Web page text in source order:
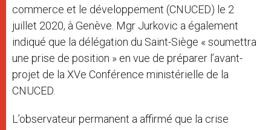
commerce et le développement (CNUCED) le 2
juillet 2020, à Genève. Mgr Jurkovic a également
indiqué que la délégation du Saint-Siège « soumettra
une prise de position » en vue de préparer l’avant-
projet de la XVe Conférence ministérielle de la
CNUCED.
L’observateur permanent a affirmé que la crise